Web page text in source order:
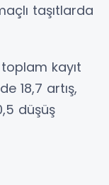
taşıtlarda
toplam kayıt
18,7 artış,
düşüş